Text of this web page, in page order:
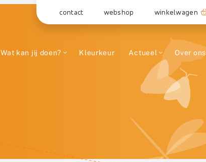
contact webshop winkelwagen
Wat kan jij doen? Kleurkeur Actueel Over ons